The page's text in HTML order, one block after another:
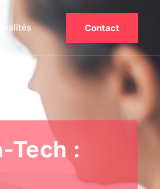
Contact
Tech :